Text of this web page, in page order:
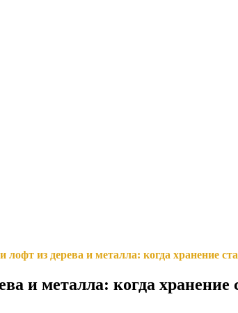
лофт из дерева и металла: когда хранение
и металла: когда хранение